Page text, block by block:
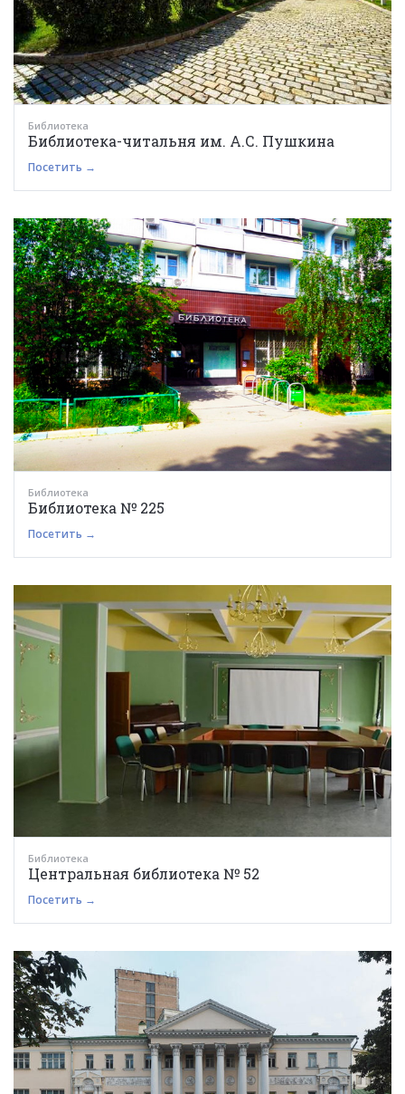
Библиотека
Библиотека-читальня им. А.С. Пушкина
Посетить →
Библиотека
Библиотека № 225
Посетить →
Библиотека
Центральная библиотека № 52
Посетить →